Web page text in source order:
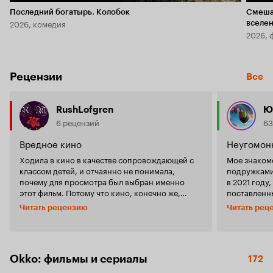
Последний богатырь. Колобок
2026, комедия
2026,
Рецензии Все
RushLofgren
6 рецензий
Вредное кино
Ходила в кино в качестве сопровождающей с
классом детей, и отчаянно не понимала,
почему для просмотра был выбран именно
этот фильм. Потому что кино, конечно же,
должно быть ярким, где-то приукрашивать
действительность и показывать добро, но...
нормально и так и должно быть, она даже
молодец. Тому, что нужно постоянно нарушать
Читать рецензию
Мое
в 2021
детским
что до
менее
Читать
Okko: фильмы и сериалы 172